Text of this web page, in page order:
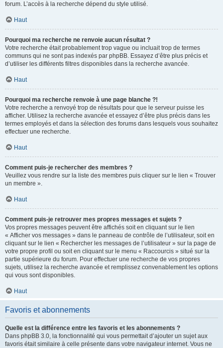
forum. L’accès à la recherche dépend du style utilisé.
Haut
Pourquoi ma recherche ne renvoie aucun résultat ?
Votre recherche était probablement trop vague ou incluait trop de termes
communs qui ne sont pas indexés par phpBB. Essayez d’être plus précis et
d’utiliser les différents filtres disponibles dans la recherche avancée.
Haut
Pourquoi ma recherche renvoie à une page blanche ?!
Votre recherche a renvoyé trop de résultats pour que le serveur puisse les
afficher. Utilisez la recherche avancée et essayez d’être plus précis dans les
termes employés et dans la sélection des forums dans lesquels vous souhaitez
effectuer une recherche.
Haut
Comment puis-je rechercher des membres ?
Veuillez vous rendre sur la liste des membres puis cliquer sur le lien « Trouver
un membre ».
Haut
Comment puis-je retrouver mes propres messages et sujets ?
Vos propres messages peuvent être affichés soit en cliquant sur le lien
« Afficher vos messages » dans le panneau de contrôle de l’utilisateur, soit en
cliquant sur le lien « Rechercher les messages de l’utilisateur » sur la page de
votre propre profil ou soit en cliquant sur le menu « Raccourcis » situé sur la
partie supérieure du forum. Pour effectuer une recherche de vos propres
sujets, utilisez la recherche avancée et remplissez convenablement les options
qui vous sont disponibles.
Haut
Favoris et abonnements
Quelle est la différence entre les favoris et les abonnements ?
Dans phpBB 3.0, la fonctionnalité qui vous permettait d’ajouter un sujet aux
favoris était similaire à celle présente dans votre navigateur internet. Vous ne